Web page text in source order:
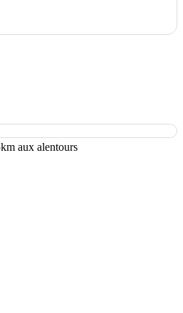
aux alentours